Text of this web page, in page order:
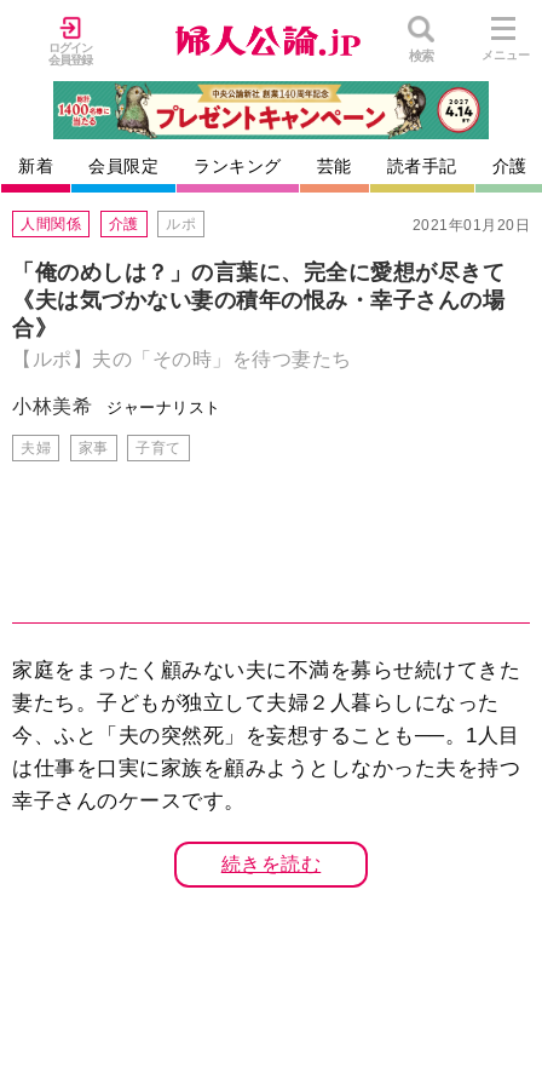
ログイン
会員登録
検索 メニュー
新着 会員限定 ランキング 芸能 読者手記 介護
2021年01月20日
人間関係 介護 ルポ
「俺のめしは？」の言葉に、完全に愛想が尽きて
《夫は気づかない妻の積年の恨み・幸子さんの場
合》
【ルポ】夫の「その時」を待つ妻たち
小林美希 ジャーナリスト
夫婦 家事 子育て
家庭をまったく顧みない夫に不満を募らせ続けてきた
妻たち。子どもが独立して夫婦２人暮らしになった
今、ふと「夫の突然死」を妄想することも──。1人目
は仕事を口実に家族を顧みようとしなかった夫を持つ
幸子さんのケースです。
続きを読む